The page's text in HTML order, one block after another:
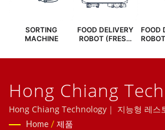
SORTING
MACHINE
FOOD DELIVERY
ROBOT (FRESH
FOOD
Hong Chiang
Co., LTD
Hong Chiang Technology｜ 지능형 레스
로봇, 스시 컨베이어 벨트, 음식 컨베이어
Home / 제품